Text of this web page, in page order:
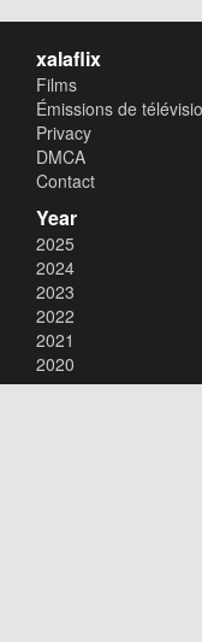
xalaflix
Films
Émissions de
Privacy
DMCA
Contact
Year
2025
2024
2023
2022
2021
2020